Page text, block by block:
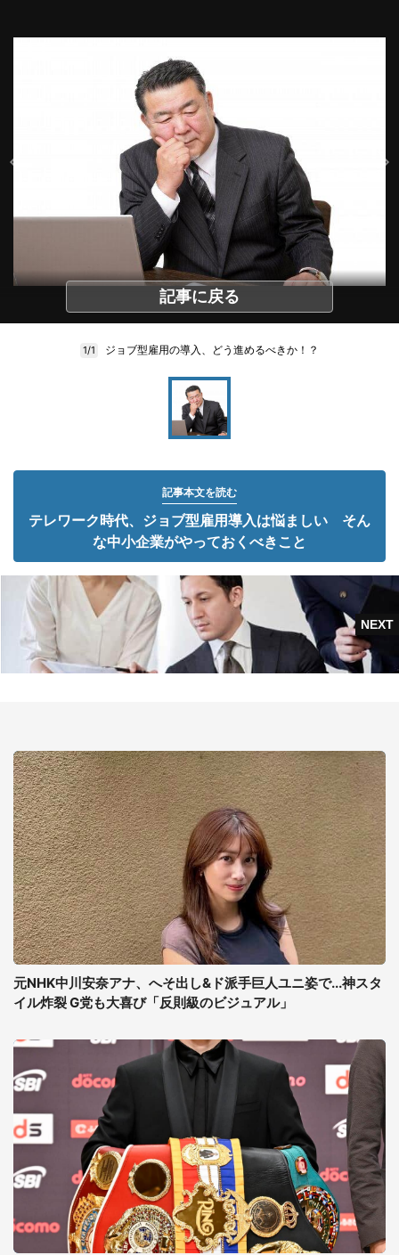
記事に戻る
1/1 ジョブ型雇用の導入、どう進めるべきか！？
記事本文を読む
テレワーク時代、ジョブ型雇用導入は悩ましい そん
な中小企業がやっておくべきこと
元NHK中川安奈アナ、へそ出し&ド派手巨人ユニ姿で...神スタ
イル炸裂 G党も大喜び「反則級のビジュアル」